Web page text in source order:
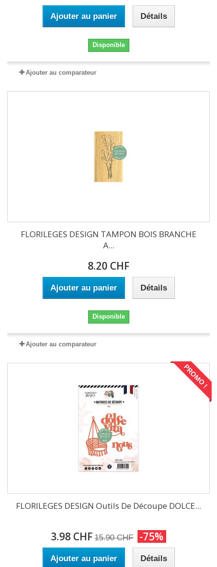
Ajouter au panier Détails
Disponible
Ajouter au comparateur
FLORILEGES DESIGN TAMPON BOIS BRANCHE
A...
8.20 CHF
Ajouter au panier Détails
Disponible
Ajouter au comparateur
PROMO !
FLORILEGES DESIGN Outils De Découpe DOLCE...
3.98 CHF 15.90 CHF -75%
Ajouter au panier Détails